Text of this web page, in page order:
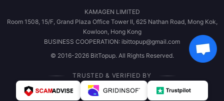
KAMAGEN LIMITED
Room 1508, 15/F, Grand Plaza Office Tower II, 625 Nathan Road, Mong Kok,
Kowloon, Hong Kong
BUSINESS COOPERATION: ibittopup@gmail.com
© 2016-2026 BitTopup. All Rights Reserved.
TRUSTED & VERIFIED BY